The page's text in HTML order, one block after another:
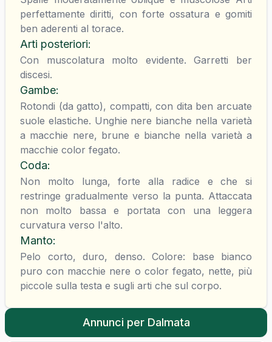
Annunci per Dalmata
perfettamente diritti, con forte ossatura e gomiti
ben aderenti al torace.
Arti posteriori:
Con muscolatura molto evidente. Garretti ber
discesi.
Gambe:
Rotondi (da gatto), compatti, con dita ben arcuate
suole elastiche. Unghie nere bianche nella varietà
a macchie nere, brune e bianche nella varietà a
macchie color fegato.
Coda:
Non molto lunga, forte alla radice e che si
restringe gradualmente verso la punta. Attaccata
non molto bassa e portata con una leggera
curvatura verso l'alto.
Manto:
Pelo corto, duro, denso. Colore: base bianco
puro con macchie nere o color fegato, nette, più
piccole sulla testa e sugli arti che sul corpo.